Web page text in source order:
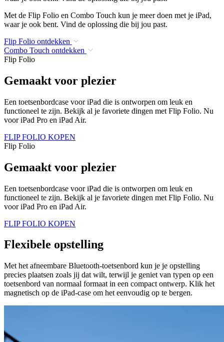
Met de Flip Folio en Combo Touch kun je meer doen met je iPad,
waar je ook bent. Vind de oplossing die bij jou past.
Flip Folio ontdekken
Combo Touch ontdekken
Flip Folio
Gemaakt voor plezier
Een toetsenbordcase voor iPad die is ontworpen om leuk en
functioneel te zijn. Bekijk al je favoriete dingen met Flip Folio. Nu
voor iPad Pro en iPad Air.
FLIP FOLIO KOPEN
Flip Folio
Gemaakt voor plezier
Een toetsenbordcase voor iPad die is ontworpen om leuk en
functioneel te zijn. Bekijk al je favoriete dingen met Flip Folio. Nu
voor iPad Pro en iPad Air.
FLIP FOLIO KOPEN
Flexibele opstelling
Met het afneembare Bluetooth-toetsenbord kun je je opstelling
precies plaatsen zoals jij dat wilt, terwijl je geniet van typen op een
toetsenbord van normaal formaat in een compact ontwerp. Klik het
magnetisch op de iPad-case om het eenvoudig op te bergen.